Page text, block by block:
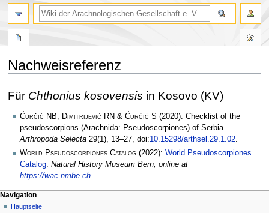
Nachweisreferenz
Navigation
springen
Suche
springen
Für Chthonius kosovensis in Kosovo (KV)
Ćurčić NB, Dimitrijević RN & Ćurčić S (2020): Checklist of the
pseudoscorpions (Arachnida: Pseudoscorpiones) of Serbia.
Arthropoda Selecta 29(1), 13–27, doi:10.15298/arthsel.29.1.02.
World Pseudoscorpiones Catalog (2022): World Pseudoscorpiones
Catalog Natural History Museum Bern, online at
https://wac.nmbe.ch
Navigation
Hauptseite